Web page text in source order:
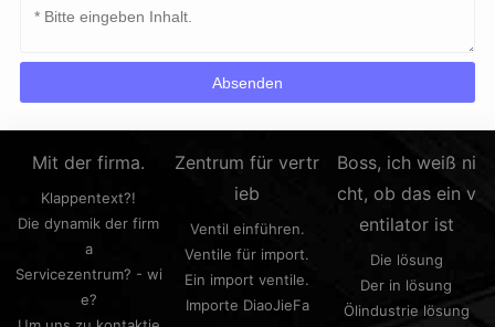
Mit der firma.
Klappentext?!
Die dynamik der firm
a
Servicezentrum? - wi
e?
Zentrum für vertr
ieb
Ventil einführen.
Ventile für import.
Ein import ventile.
Importe DiaoJieFa
Boss, ich weiß ni
cht, ob das ein v
entilator ist
Die lösung
Der in lösung
Ölindustrie lösung